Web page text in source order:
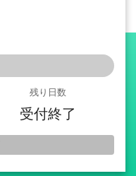
残り日数
受付終了